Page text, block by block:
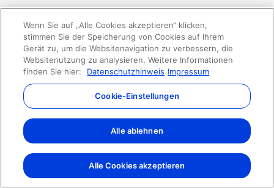
Wenn Sie auf „Alle Cookies akzeptieren“ klicken,
stimmen Sie der Speicherung von Cookies auf Ihrem
Gerät zu, um die Websitenavigation zu verbessern, die
Websitenutzung zu analysieren. Weitere Informationen
finden Sie hier:
Datenschutzhinweis Impressum
Cookie-Einstellungen
Alle ablehnen
Alle Cookies akzeptieren